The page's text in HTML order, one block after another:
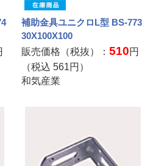
補助金具ユニクロL型 BS-773
30X100X100
販売価格（税抜）：510円
（税込561円）
和気産業